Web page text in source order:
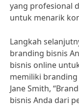
yang profesional
untuk menarik
Langkah
branding bisnis
bisnis online
memiliki
Jane Smith,
bisnis Anda dari